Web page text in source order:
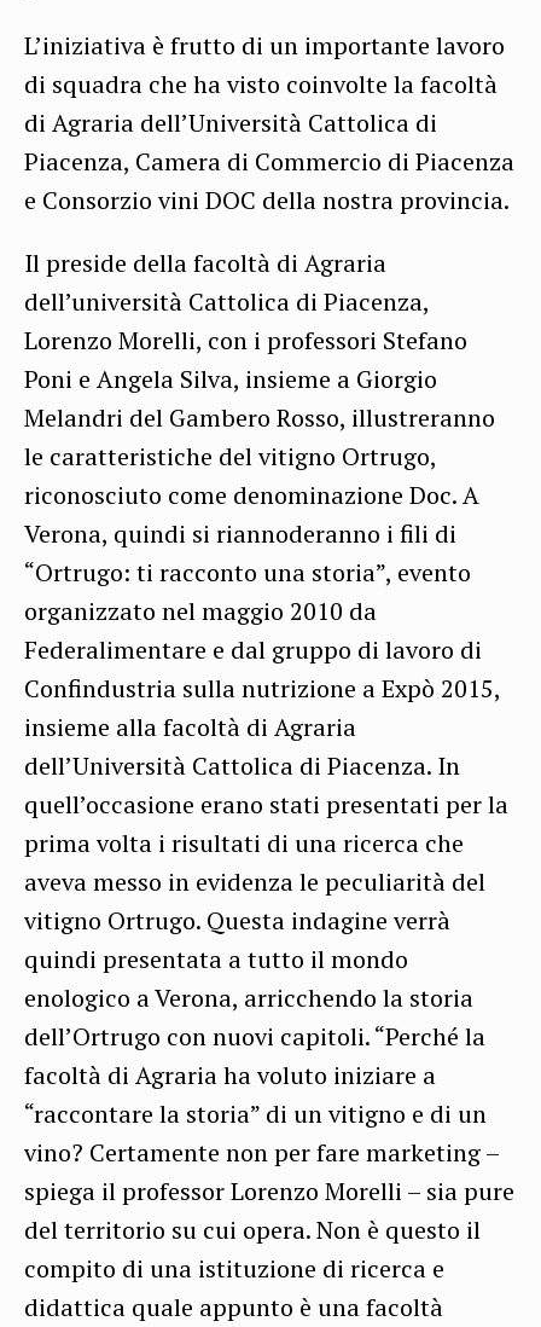
L’iniziativa è frutto di un importante lavoro
di squadra che ha visto coinvolte la facoltà
di Agraria dell’Università Cattolica di
Piacenza, Camera di Commercio di Piacenza
e Consorzio vini DOC della nostra provincia.
Il preside della facoltà di Agraria
dell’università Cattolica di Piacenza,
Lorenzo Morelli, con i professori Stefano
Poni e Angela Silva, insieme a Giorgio
Melandri del Gambero Rosso, illustreranno
le caratteristiche del vitigno Ortrugo,
riconosciuto come denominazione Doc. A
Verona, quindi si riannoderanno i fili di
“Ortrugo: ti racconto una storia”, evento
organizzato nel maggio 2010 da
Federalimentare e dal gruppo di lavoro di
Confindustria sulla nutrizione a Expò 2015,
insieme alla facoltà di Agraria
dell’Università Cattolica di Piacenza. In
quell’occasione erano stati presentati per la
prima volta i risultati di una ricerca che
aveva messo in evidenza le peculiarità del
vitigno Ortrugo. Questa indagine verrà
quindi presentata a tutto il mondo
enologico a Verona, arricchendo la storia
dell’Ortrugo con nuovi capitoli. “Perché la
facoltà di Agraria ha voluto iniziare a
“raccontare la storia” di un vitigno e di un
vino? Certamente non per fare marketing –
spiega il professor Lorenzo Morelli – sia pure
del territorio su cui opera. Non è questo il
compito di una istituzione di ricerca e
didattica quale appunto è una facoltà